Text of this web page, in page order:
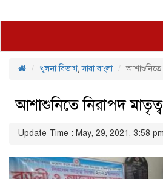
খুলনা বিভাগ,সারা বাংলা আশাশুনিতে
আশাশুনিতে নিরাপদ
Update Time : May, 29, 2021, 3:58 pm